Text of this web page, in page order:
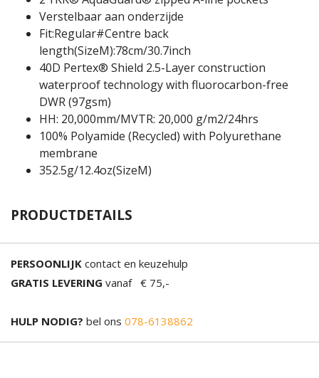
Verstelbaar aan onderzijde
Fit:Regular#Centre back
length(SizeM):78cm/30.7inch
40D Pertex® Shield 2.5-Layer construction
waterproof technology with fluorocarbon-free
DWR (97gsm)
HH: 20,000mm/MVTR: 20,000 g/m2/24hrs
100% Polyamide (Recycled) with Polyurethane
membrane
352.5g/12.4oz(SizeM)
PRODUCTDETAILS
PERSOONLIJK contact en keuzehulp
GRATIS LEVERING vanaf € 75,-
HULP NODIG? bel ons 078-6138862